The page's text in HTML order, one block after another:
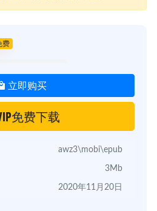
费
立即购买
免费下载
awz3\mobi\epub
3Mb
2020年11月20日